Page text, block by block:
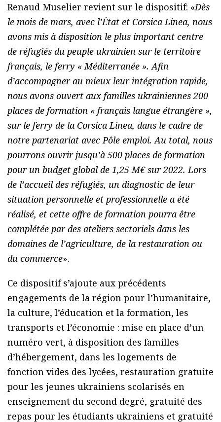
Renaud Muselier revient sur le dispositif: «Dès
le mois de mars, avec l’État et Corsica Linea, nous
avons mis à disposition le plus important centre
de réfugiés du peuple ukrainien sur le territoire
français, le ferry « Méditerranée ». Afin
d’accompagner au mieux leur intégration rapide,
nous avons ouvert aux familles ukrainiennes 200
places de formation « français langue étrangère »,
sur le ferry de la Corsica Linea, dans le cadre de
notre partenariat avec Pôle emploi. Au total, nous
pourrons ouvrir jusqu’à 500 places de formation
pour un budget global de 1,25 M€ sur 2022. Lors
de l’accueil des réfugiés, un diagnostic de leur
situation personnelle et professionnelle a été
réalisé, et cette offre de formation pourra être
complétée par des ateliers sectoriels dans les
domaines de l’agriculture, de la restauration ou
du commerce».
Ce dispositif s’ajoute aux précédents
engagements de la région pour l’humanitaire,
la culture, l’éducation et la formation, les
transports et l’économie : mise en place d’un
numéro vert, à disposition des familles
d’hébergement, dans les logements de
fonction vides des lycées, restauration gratuite
pour les jeunes ukrainiens scolarisés en
enseignement du second degré, gratuité des
repas pour les étudiants ukrainiens et gratuité